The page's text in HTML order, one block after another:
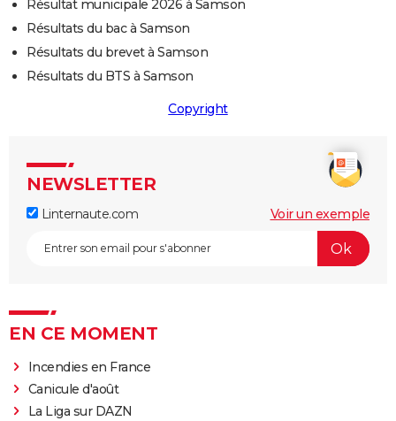
Résultat municipale 2026 à Samson
Résultats du bac à Samson
Résultats du brevet à Samson
Résultats du BTS à Samson
Copyright
NEWSLETTER
Linternaute.com Voir un exemple
EN CE MOMENT
Incendies en France
Canicule d'août
La Liga sur DAZN